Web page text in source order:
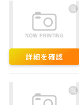
詳細を確認